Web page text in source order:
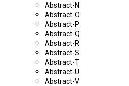
Abstract-N
Abstract-O
Abstract-P
Abstract-Q
Abstract-R
Abstract-S
Abstract-T
Abstract-U
Abstract-V